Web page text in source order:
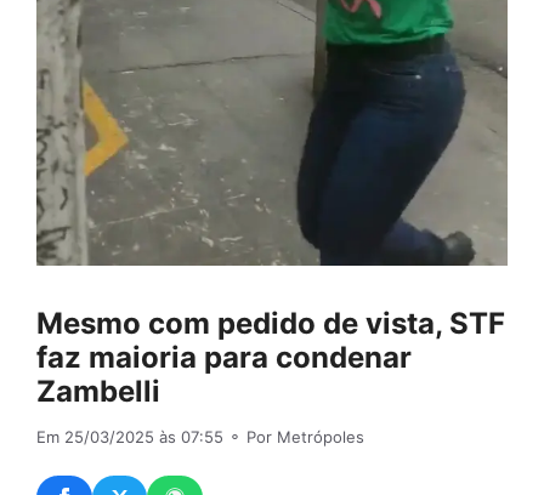
Mesmo com pedido de vista, STF
faz maioria para condenar
Zambelli
Em 25/03/2025 às 07:55 ⚬ Por Metrópoles